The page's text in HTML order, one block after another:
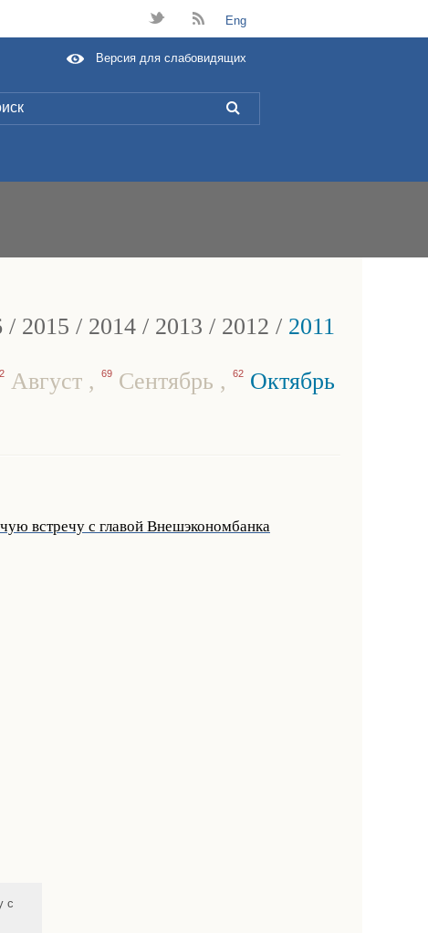
t B Eng
L
Версия для слабовидящих
/ 2015 / 2014 / 2013 / 2012 / 2011
Август , 69 Сентябрь , 62
Октябрь
встречу с главой Внешэкономбанка
с